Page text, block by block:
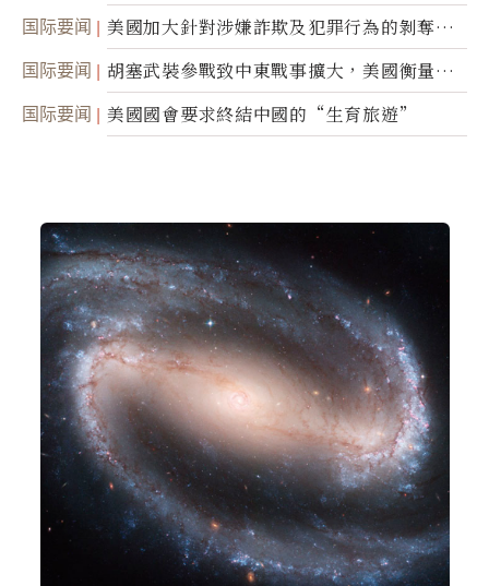
蹤
国际要闻
美國加大針對涉嫌詐欺及犯罪行為的剝奪公
民權力度
国际要闻
胡塞武裝參戰致中東戰事擴大，美國衡量地
面入侵的可能性
国际要闻 美國國會要求終結中國的“生育旅遊”